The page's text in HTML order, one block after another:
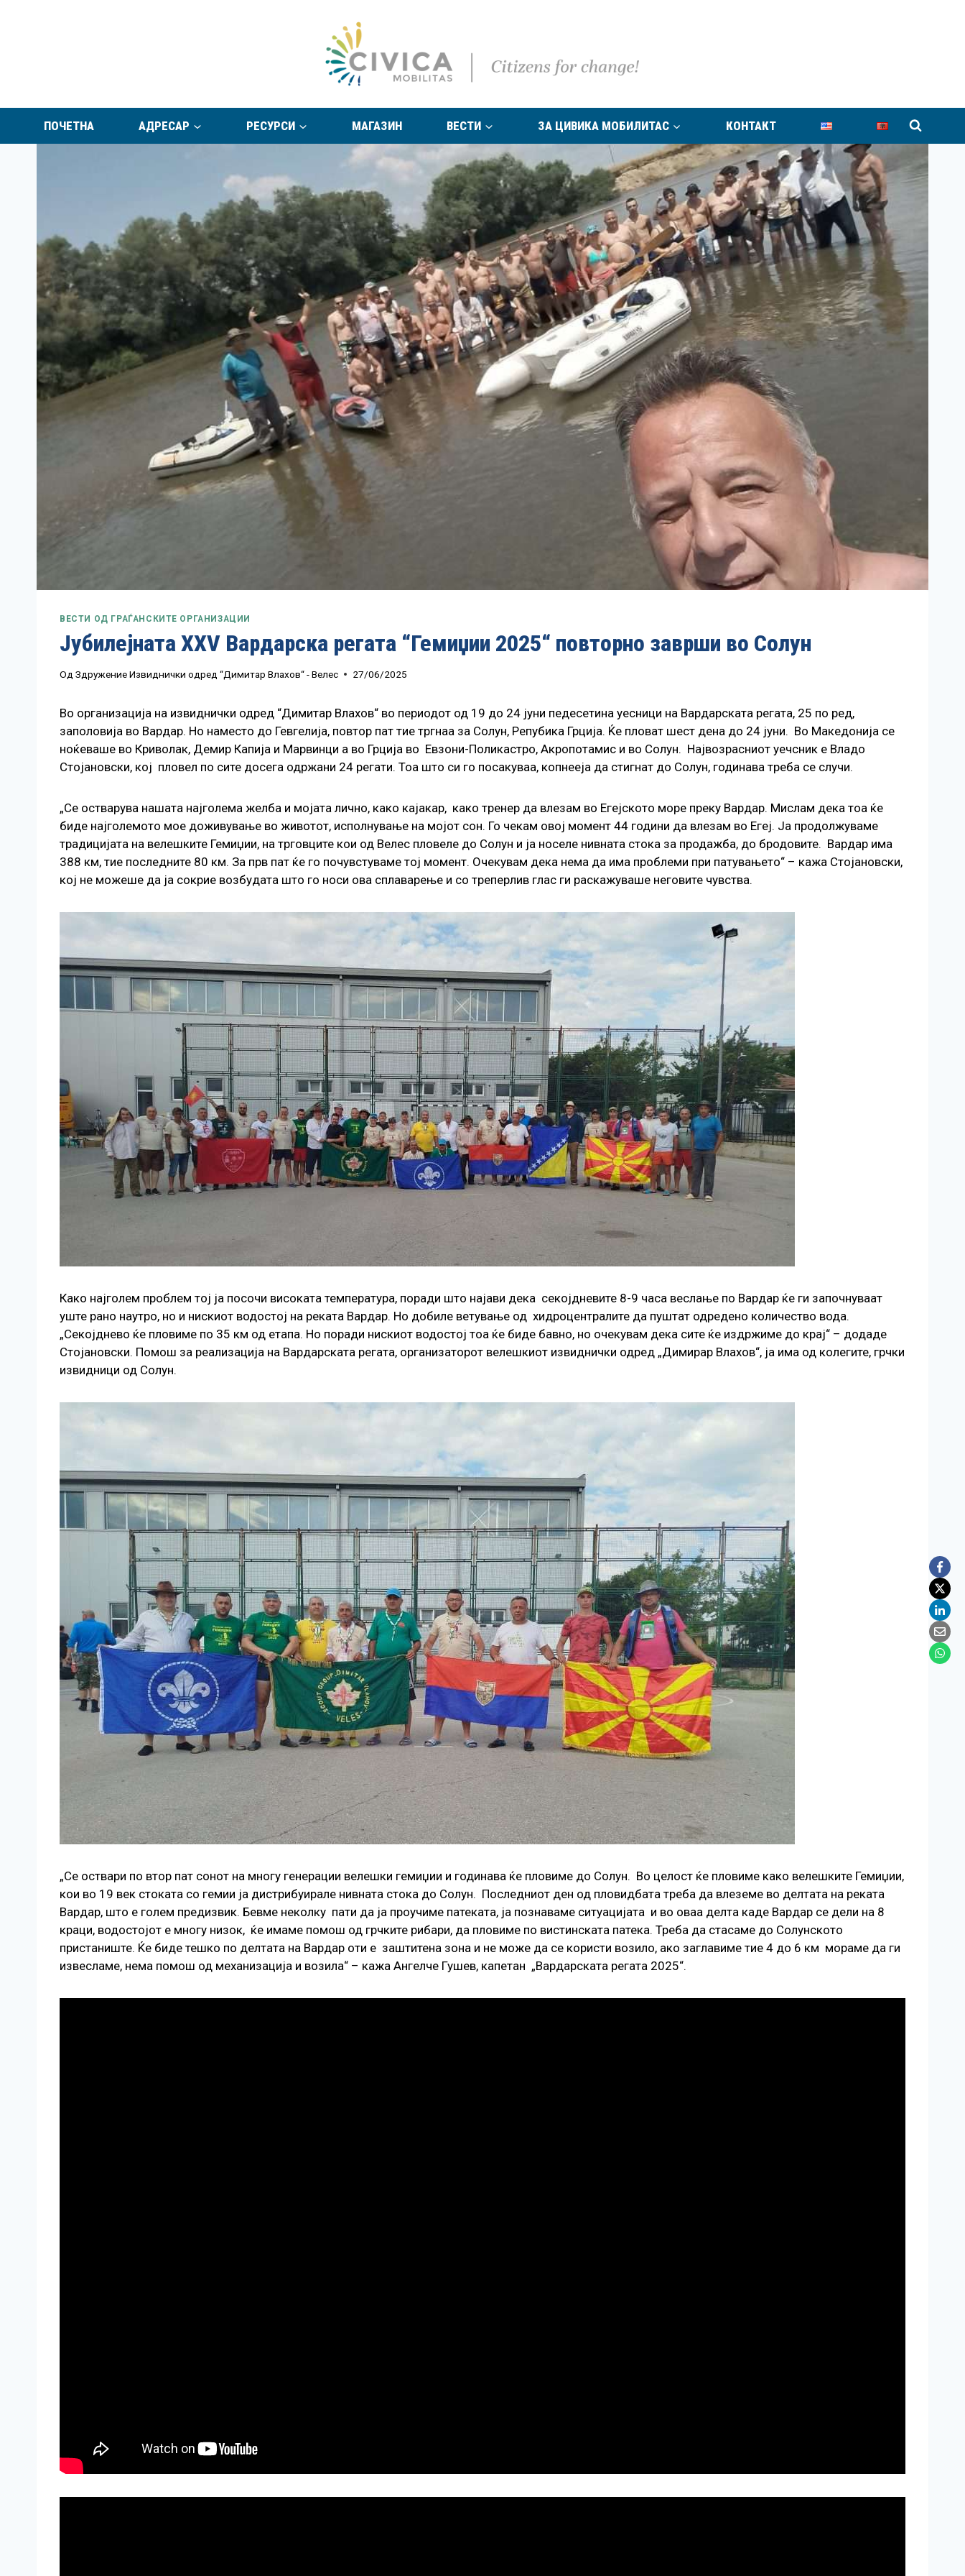
ПОЧЕТНА АДРЕСАР РЕСУРСИ МАГАЗИН ВЕСТИ ЗА ЦИВИКА МОБИЛИТАС КОНТАКТ
ВЕСТИ ОД ГРАЃАНСКИТЕ ОРГАНИЗАЦИИ
Јубилејната XXV Вардарска регата “Гемиџии 2025“ повторно заврши во Солун
Од Здружение Извиднички одред “Димитар Влахов“ - Велес 27/06/2025
Во организација на извиднички одред “Димитар Влахов“ во периодот од 19 до 24 јуни педесетина уесници на Вардарската регата, 25 по ред,
заполовија во Вардар. Но наместо до Гевгелија, повтор пат тие тргнаа за Солун, Репубика Грција. Ќе пловат шест дена до 24 јуни. Во Македонија се
ноќеваше во Криволак, Демир Капија и Марвинци а во Грција во Евзони-Поликастро, Акропотамис и во Солун. Највозрасниот уечсник е Владо
Стојановски, кој пловел по сите досега одржани 24 регати. Тоа што си го посакуваа, копнееја да стигнат до Солун, годинава треба се случи.
„Се остварува нашата најголема желба и мојата лично, како кајакар, како тренер да влезам во Егејското море преку Вардар. Мислам дека тоа ќе
биде најголемото мое доживување во животот, исполнување на мојот сон. Го чекам овој момент 44 години да влезам во Егеј. Ја продолжуваме
традицијата на велешките Гемиџии, на трговците кои од Велес пловеле до Солун и ја носеле нивната стока за продажба, до бродовите. Вардар има
388 км, тие последните 80 км. За прв пат ќе го почувстуваме тој момент. Очекувам дека нема да има проблеми при патувањето“ – кажа Стојановски,
кој не можеше да ја сокрие возбудата што го носи ова сплаварење и со треперлив глас ги раскажуваше неговите чувства.
Како најголем проблем тој ја посочи високата температура, поради што најави дека секојдневите 8-9 часа веслање по Вардар ќе ги започнуваат
уште рано наутро, но и нискиот водостој на реката Вардар. Но добиле ветување од хидроцентралите да пуштат одредено количество вода.
„Секојднево ќе пловиме по 35 км од етапа. Но поради нискиот водостој тоа ќе биде бавно, но очекувам дека сите ќе издржиме до крај“ – додаде
Стојановски. Помош за реализација на Вардарската регата, организаторот велешкиот извиднички одред „Димирар Влахов“, ја има од колегите, грчки
извидници од Солун.
„Се оствари по втор пат сонот на многу генерации велешки гемиџии и годинава ќе пловиме до Солун. Во целост ќе пловиме како велешките Гемиџии,
кои во 19 век стоката со гемии ја дистрибуирале нивната стока до Солун. Последниот ден од пловидбата треба да влеземе во делтата на реката
Вардар, што е голем предизвик. Бевме неколку пати да ја проучиме патеката, ја познаваме ситуацијата и во оваа делта каде Вардар се дели на 8
краци, водостојот е многу низок, ќе имаме помош од грчките рибари, да пловиме по вистинската патека. Треба да стасаме до Солунското
пристаниште. Ќе биде тешко по делтата на Вардар оти е заштитена зона и не може да се користи возило, ако заглавиме тие 4 до 6 км мораме да ги
извесламе, нема помош од механизација и возила“ – кажа Ангелче Гушев, капетан „Вардарската регата 2025“.